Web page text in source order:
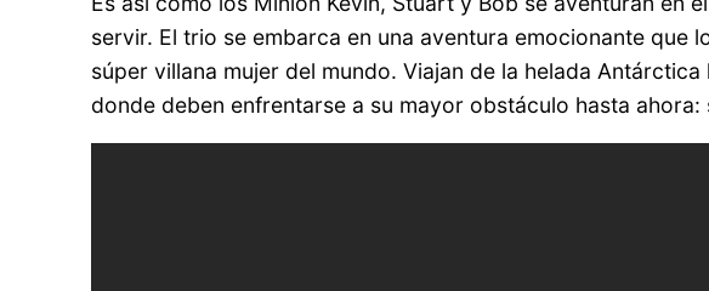
servir. El trio se embarca en una aventura emocionante que
súper villana mujer del mundo. Viajan de la helada
donde deben enfrentarse a su mayor obstáculo hasta